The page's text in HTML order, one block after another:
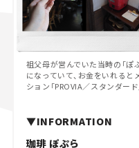
祖父母が営んでいた当時の「ぽ
になっていて、お金をいれる
ション「PROVIA／スタンダー
▼INFORMATION
珈琲 ぽぷら